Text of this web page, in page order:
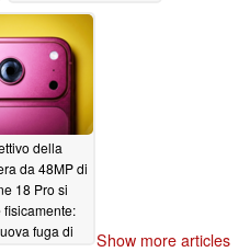
06/01/2026
della
da 48MP di
18 Pro si
fisicamente:
fuga di
Show more articles